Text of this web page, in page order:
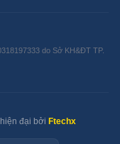
do Sở KH&ĐT TP.
đại bởi Ftechx